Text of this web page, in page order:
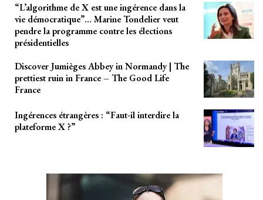
“L’algorithme de X est une ingérence dans la
vie démocratique”… Marine Tondelier veut
pendre la programme contre les élections
présidentielles
Discover Jumièges Abbey in Normandy | The
prettiest ruin in France – The Good Life
France
Ingérences étrangères : “Faut-il interdire la
plateforme X ?”